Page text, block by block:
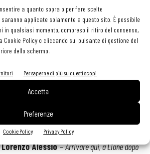
a quanto sopra o per fare scelte
applicate solamente a questo sito. È possibile
in qualsiasi momento, compreso il ritiro del consenso,
Cookie Policy o cliccando sul pulsante di gestione del
dello schermo.
Per saperne di più su questi scopi
Accetta
Preferenze
Cookie Policy Privacy Policy
Tanese, il coach Alessio, Filippo Crisci,
senza di loro non sarei qui a vivermi questo
Crippa, il direttore Tona e il Presidente FIC
mesi duri ma ce l’abbiamo fatta. Il Bocuse
le sfide che la vita porta propone con o senza
di vita che consiglio a tutti i miei colleghi più
quello che provo in questo momento
Lorenzo Alessio–Arrivare qui, a Lione dopo